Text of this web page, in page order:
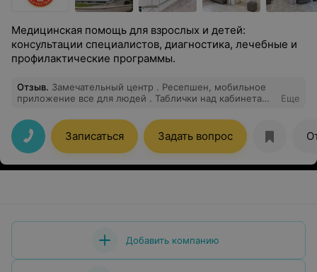
Медицинская помощь для взрослых и детей:
консультации специалистов, диагностика, лечебные и
профилактические программы.
Отзыв. Замечательный центр . Ресепшен, мобильное
приложение все для людей . Таблички над кабинетами
благодарность врачу И. А. Врач профессионал с
большой буквы . Сделала узи кишечника и подробно
все объяснила
Еще
Записаться Задать вопрос
Добавить компанию